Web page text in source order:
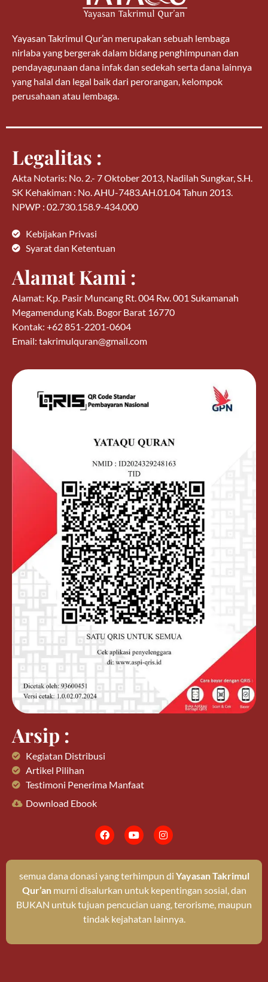
Yayasan Takrimul Qur’an merupakan sebuah lembaga
nirlaba yang bergerak dalam bidang penghimpunan dan
pendayagunaan dana infak dan sedekah serta dana lainnya
yang halal dan legal baik dari perorangan, kelompok
perusahaan atau lembaga.
Legalitas :
Akta Notaris: No. 2.- 7 Oktober 2013, Nadilah Sungkar, S.H.
SK Kehakiman : No. AHU-7483.AH.01.04 Tahun 2013.
NPWP : 02.730.158.9-434.000
Kebijakan Privasi
Syarat dan Ketentuan
Alamat Kami :
Alamat: Kp. Pasir Muncang Rt. 004 Rw. 001 Sukamanah
Megamendung Kab. Bogor Barat 16770
Kontak: +62 851-2201-0604
Email: takrimulquran@gmail.com
Arsip :
Kegiatan Distribusi
Artikel Pilihan
Testimoni Penerima Manfaat
Download Ebook
semua dana donasi yang terhimpun di Yayasan Takrimul
Qur’anmurni disalurkan untuk kepentingan sosial, dan
BUKAN untuk tujuan pencucian uang, terorisme, maupun
tindak kejahatan lainnya.